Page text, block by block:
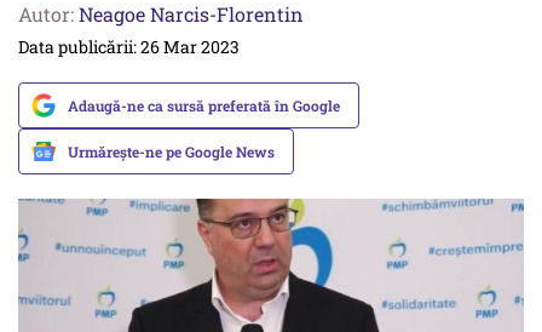
Autor:Neagoe Narcis-Florentin
Data publicării: 26 Mar 2023
Adaugă-ne ca sursă preferată în Google
Urmărește-ne pe Google News